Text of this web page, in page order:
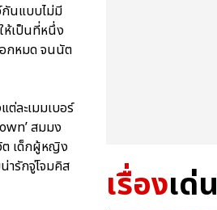
กันแบบไม่มี
ห้เป็นที่หนึ่ง
อกหมด จนนัต
ต่ละเมมเบอร์
สมมง
ต เด็กผู้หญิง
ารักจู่โจมคิส
เรื่องเด่น